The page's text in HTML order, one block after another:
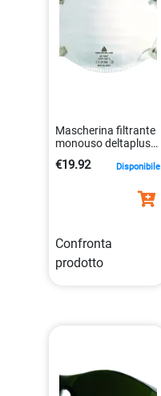
Mascherina filtrante
monouso deltaplus
3295249103354
€19.92 Disponibile
Confronta
prodotto